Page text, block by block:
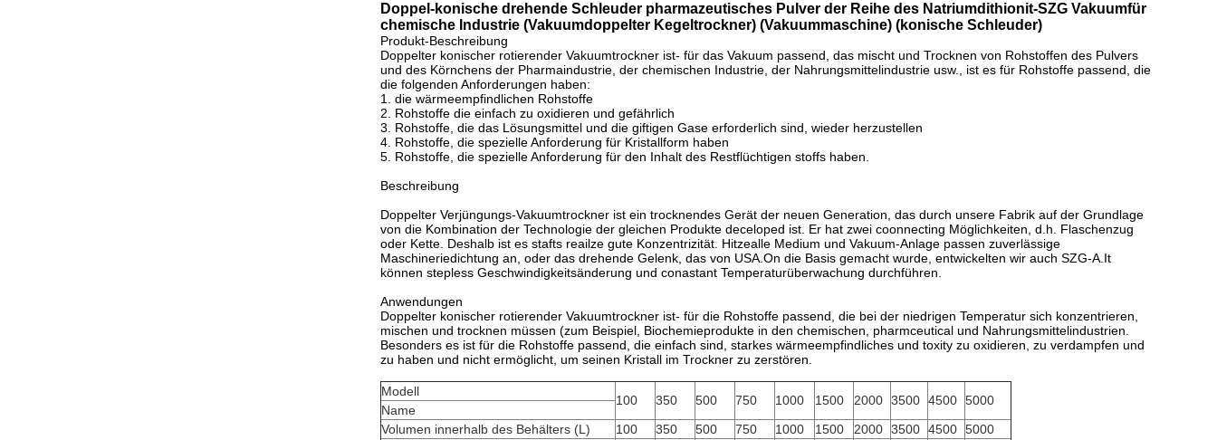
Doppel-konische drehende Schleuder pharmazeutisches Pulver der Reihe des Natriumdithionit-SZG Vakuumfür
chemische Industrie (Vakuumdoppelter Kegeltrockner) (Vakuummaschine) (konische Schleuder)
Produkt-Beschreibung
Doppelter konischer rotierender Vakuumtrockner ist- für das Vakuum passend, das mischt und Trocknen von Rohstoffen des Pulvers
und des Körnchens der Pharmaindustrie, der chemischen Industrie, der Nahrungsmittelindustrie usw., ist es für Rohstoffe passend, die
die folgenden Anforderungen haben:
1. die wärmeempfindlichen Rohstoffe
2. Rohstoffe die einfach zu oxidieren und gefährlich
3. Rohstoffe, die das Lösungsmittel und die giftigen Gase erforderlich sind, wieder herzustellen
4. Rohstoffe, die spezielle Anforderung für Kristallform haben
5. Rohstoffe, die spezielle Anforderung für den Inhalt des Restflüchtigen stoffs haben.
Beschreibung
Doppelter Verjüngungs-Vakuumtrockner ist ein trocknendes Gerät der neuen Generation, das durch unsere Fabrik auf der Grundlage
von die Kombination der Technologie der gleichen Produkte deceloped ist. Er hat zwei coonnecting Möglichkeiten, d.h. Flaschenzug
oder Kette. Deshalb ist es stafts reailze gute Konzentrizität. Hitzealle Medium und Vakuum-Anlage passen zuverlässige
Maschineriedichtung an, oder das drehende Gelenk, das von USA.On die Basis gemacht wurde, entwickelten wir auch SZG-A.It
können stepless Geschwindigkeitsänderung und conastant Temperaturüberwachung durchführen.
Anwendungen
Doppelter konischer rotierender Vakuumtrockner ist- für die Rohstoffe passend, die bei der niedrigen Temperatur sich konzentrieren,
mischen und trocknen müssen (zum Beispiel, Biochemieprodukte in den chemischen, pharmceutical und Nahrungsmittelindustrien.
Besonders es ist für die Rohstoffe passend, die einfach sind, starkes wärmeempfindliches und toxity zu oxidieren, zu verdampfen und
zu haben und nicht ermöglicht, um seinen Kristall im Trockner zu zerstören.
Modell
100 350 500 750 1000 1500 2000 3500 4500 5000
Name
Volumen innerhalb des Behälters (L)
100 350 500 750 1000 1500 2000 3500 4500 5000